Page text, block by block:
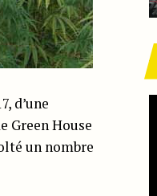
d’une
Green House
un nombre